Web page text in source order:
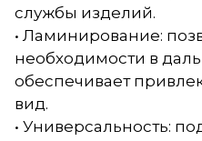
службы изделий.
• Ламинирование:
необходимости в
обеспечивает
вид.
• Универсальность: